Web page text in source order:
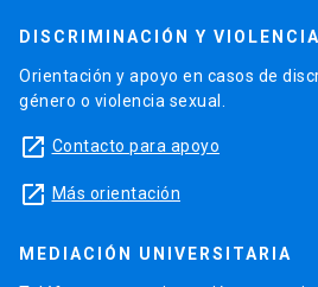
DISCRIMINACIÓN Y VIOLENCIA
Orientación y apoyo en casos de
género o violencia sexual.
launch Contacto para apoyo
launch Más orientación
MEDIACIÓN UNIVERSITARIA